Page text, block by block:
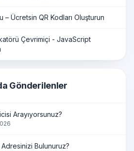
– Ücretsin QR Kodları Oluşturun
Çevrimiçi - JavaScript
Gönderilenler
Arayıyorsunuz?
Adresinizi Bulunuruz?